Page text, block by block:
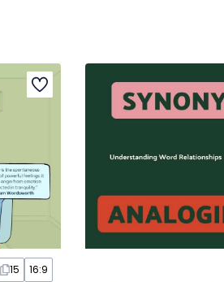
15 16:9